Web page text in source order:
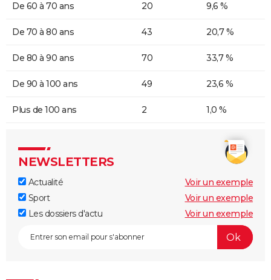
De 60 à 70 ans 20 9,6 %
De 70 à 80 ans 43 20,7 %
De 80 à 90 ans 70 33,7 %
De 90 à 100 ans 49 23,6 %
Plus de 100 ans 2 1,0 %
NEWSLETTERS
Actualité
Voir un exemple
Sport
Voir un exemple
Les dossiers d'actu
Voir un exemple